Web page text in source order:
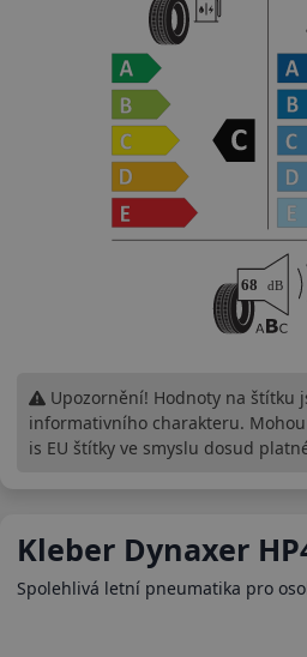
Kleber Dynaxer
Spolehlivá letní pneumatika pro
Upozornění! Hodnoty na štítku
informativního charakteru.
is EU štítky ve smyslu dosud